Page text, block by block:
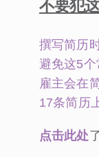
不要犯
撰写简历
避免这5
雇主会在
17条简历
点击此处